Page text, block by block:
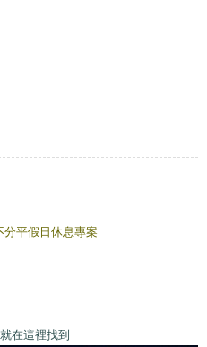
分平假日休息專案
這裡找到